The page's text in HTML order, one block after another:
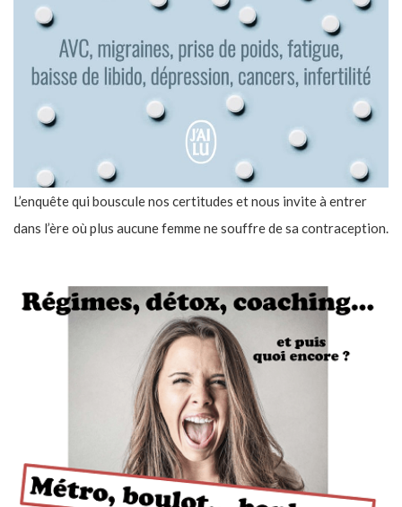
L’enquête qui bouscule nos certitudes et nous invite à entrer
dans l’ère où plus aucune femme ne souffre de sa contraception.